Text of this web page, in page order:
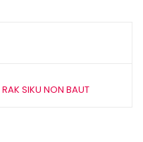
RAK SIKU NON BAUT